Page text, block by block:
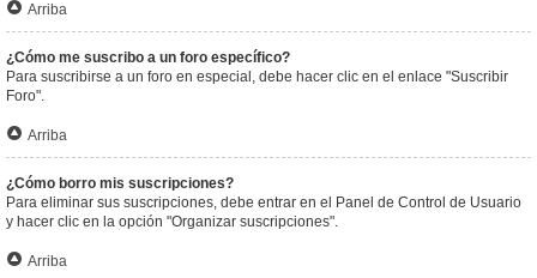
Arriba
¿Cómo me suscribo a un foro específico?
Para suscribirse a un foro en especial, debe hacer clic en el enlace "Suscribir
Foro".
Arriba
¿Cómo borro mis suscripciones?
Para eliminar sus suscripciones, debe entrar en el Panel de Control de Usuario
y hacer clic en la opción "Organizar suscripciones".
Arriba